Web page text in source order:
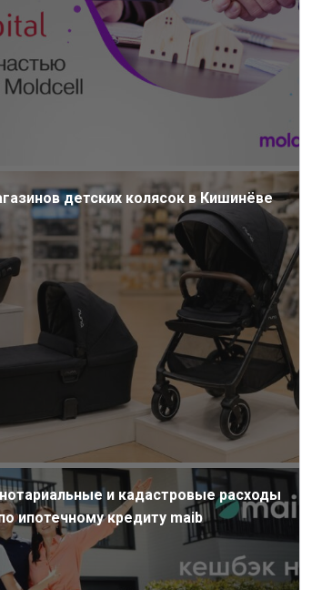
детских колясок в Кишинёве
и кадастровые расходы
ипотечному кредиту maib